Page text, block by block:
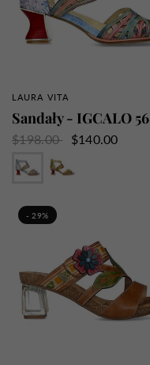
SZYBKI PRZEGLĄD
LAURA VITA
Sandały - IGCALO 56
$198.00
$140.00
- 29%